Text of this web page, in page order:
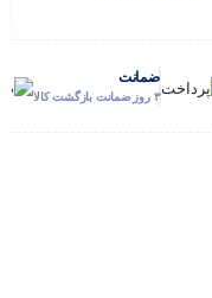
ضمانت
۳ روز ضمانت بازگشت کالا